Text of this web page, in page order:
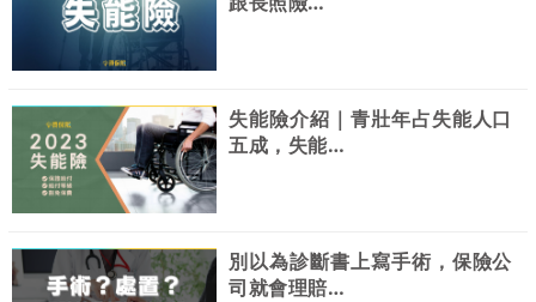
失能險介紹｜青壯年占失能人口
五成，失能…
別以為診斷書上寫手術，保險公
司就會理賠…